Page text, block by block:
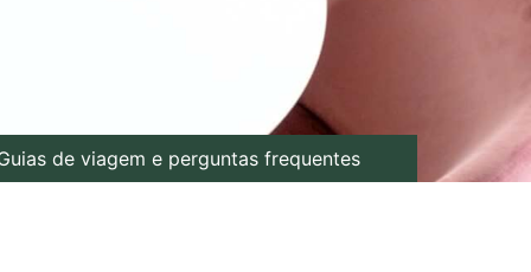
de viagem e perguntas frequentes